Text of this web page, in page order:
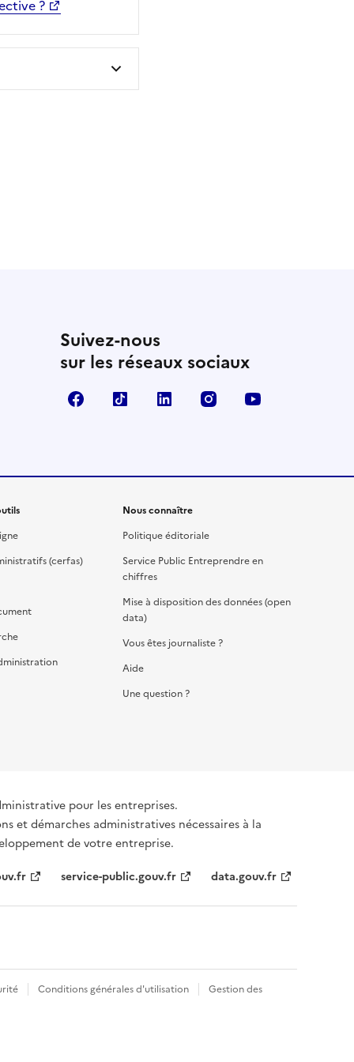
?
Suivez-nous
sur les réseaux sociaux
FacebookTikTok Linkedin Instagram
(cerfas)
Nous connaître
Politique éditoriale
Service Public Entreprendre en
chiffres
Mise à disposition des données (open
data)
Vous êtes journaliste ?
Aide
Une question ?
pour les entreprises.
et démarches administratives nécessaires à la
de votre entreprise.
service-public.gouv.fr data.gouv.fr
Conditions générales d'utilisation
Gestion des